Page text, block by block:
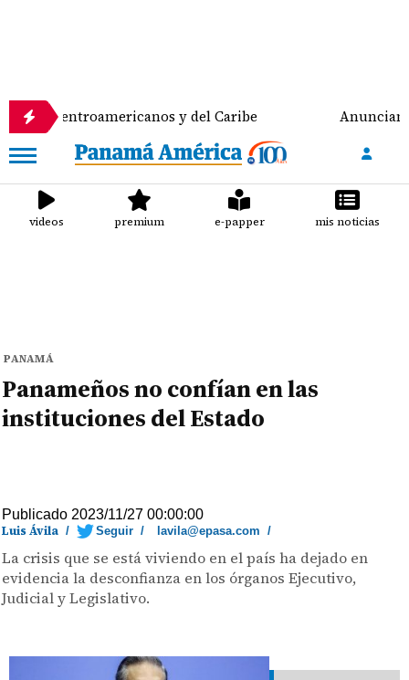
y del Caribe Anuncian
videos premium e-papper mis noticias
PANAMÁ
Panameños no confían en las
instituciones del Estado
Publicado 2023/11/27 00:00:00
Luis Ávila / Seguir / lavila@epasa.com /
La crisis que se está viviendo en el país ha dejado en
evidencia la desconfianza en los órganos Ejecutivo,
Judicial y Legislativo.